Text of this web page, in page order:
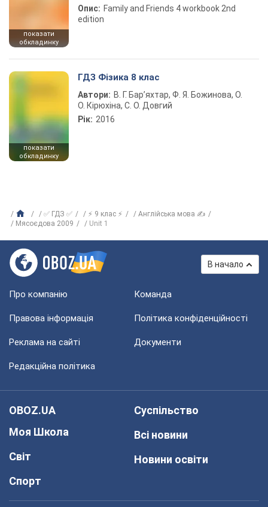
показати
обкладинку
Опис: Family and Friends 4 workbook 2nd
edition
показати
обкладинку
ГДЗ Фізика 8 клас
Автори: В. Г. Бар’яхтар, Ф. Я. Божинова, О.
О. Кірюхіна, С. О. Довгий
Рік: 2016
✅ ГДЗ ✅ ⚡ 9 клас ⚡
Англійська мова ✍
Мясоєдова 2009
Unit 1
В начало
Про компанію Команда
Правова інформація Політика конфіденційності
Реклама на сайті Документи
Редакційна політика
OBOZ.UA
Моя Школа
Світ
Спорт
Суспільство
Всі новини
Новини освіти